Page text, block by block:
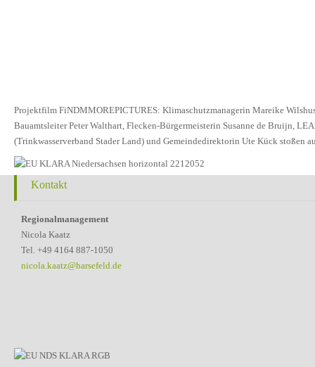
Projektfilm FiNDMMOREPICTURES: Klimaschutzmanagerin Mareike
Bauamtsleiter Peter Walthart, Flecken-Bürgermeisterin Susanne de Bruijn,
(Trinkwasserverband Stader Land) und Gemeindedirektorin Ute Kück stoßen
Kontakt
Regionalmanagement
Nicola Kaatz
Tel. +49 4164 887-1050
nicola.kaatz@harsefeld.de